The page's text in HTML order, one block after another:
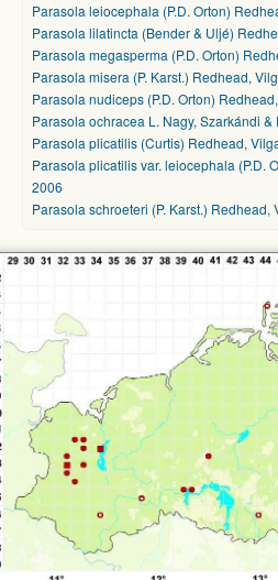
Parasola leiocephala (P.D. Orton)
Parasola lilatincta (Bender & Uljé)
Parasola megasperma (P.D. Orton)
Parasola misera (P. Karst.) Redhead,
Parasola nudiceps (P.D. Orton)
Parasola ochracea L. Nagy, Szarkándi &
Parasola plicatilis (Curtis) Redhead,
Parasola plicatilis var. leiocephala (P.D.
2006
Parasola schroeteri (P. Karst.) Redhead,